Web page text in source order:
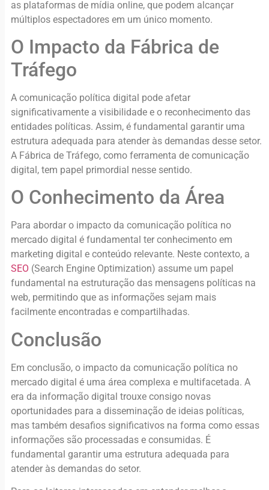
as plataformas de mídia online, que podem alcançar
múltiplos espectadores em um único momento.
O Impacto da Fábrica de
Tráfego
A comunicação política digital pode afetar
significativamente a visibilidade e o reconhecimento das
entidades políticas. Assim, é fundamental garantir uma
estrutura adequada para atender às demandas desse setor.
A Fábrica de Tráfego, como ferramenta de comunicação
digital, tem papel primordial nesse sentido.
O Conhecimento da Área
Para abordar o impacto da comunicação política no
mercado digital é fundamental ter conhecimento em
marketing digital e conteúdo relevante. Neste contexto, a
SEO (Search Engine Optimization) assume um papel
fundamental na estruturação das mensagens políticas na
web, permitindo que as informações sejam mais
facilmente encontradas e compartilhadas.
Conclusão
Em conclusão, o impacto da comunicação política no
mercado digital é uma área complexa e multifacetada. A
era da informação digital trouxe consigo novas
oportunidades para a disseminação de ideias políticas,
mas também desafios significativos na forma como essas
informações são processadas e consumidas. É
fundamental garantir uma estrutura adequada para
atender às demandas do setor.